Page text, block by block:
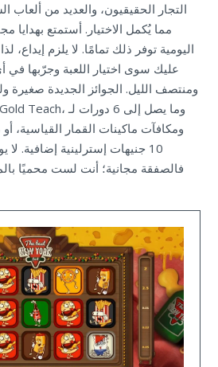
التجار الحقيقيون، والعديد من ألعاب
مما يُكمل الاختيار. أستمتع بهدايا
اليومية توفر ذلك تمامًا. لا يلزم إيداع،
عليك سوى اختيار اللعبة وجرّبها
10 جنيهات إسترلينية إضافية.
فالصفقة مجانية؛ أنت لست محميًا